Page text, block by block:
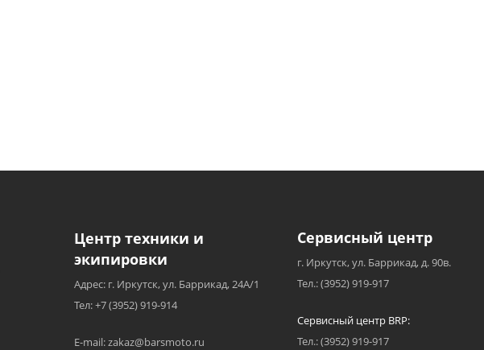
Центр техники и
экипировки
Адрес: г. Иркутск, ул. Баррикад, 24А/1
Тел: +7 (3952) 919-914
E-mail: zakaz@barsmoto.ru
Сервисный центр
г. Иркутск, ул. Баррикад, д. 90в.
Тел.: (3952) 919-917
Сервисный центр BRP:
Тел.: (3952) 919-917